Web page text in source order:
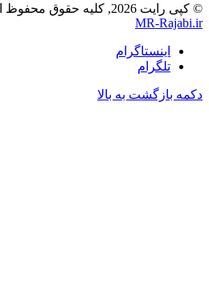
© کپی رایت 2026, کلیه حقوق محفوظ است |
MR-Rajabi.ir
اینستاگرام
تلگرام
دکمه بازگشت به بالا